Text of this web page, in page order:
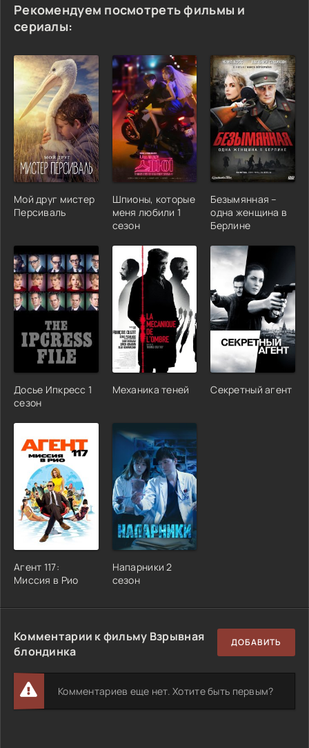
Рекомендуем посмотреть фильмы и
сериалы:
Мой друг мистер
Персиваль
Шпионы, которые
меня любили 1
сезон
Безымянная –
одна женщина в
Берлине
Досье Ипкресс 1
сезон
Механика теней Секретный агент
Агент 117:
Миссия в Рио
Напарники 2
сезон
Комментарии к фильму Взрывная
блондинка
ДОБАВИТЬ
Комментариев еще нет. Хотите быть первым?